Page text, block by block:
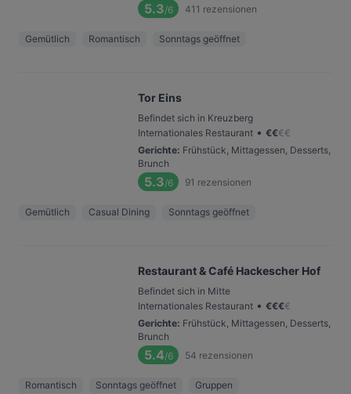
5.3/6 411 rezensionen
Gemütlich Romantisch Sonntags geöffnet
Tor Eins
Befindet sich in Kreuzberg
Internationales Restaurant • €€€€
Gerichte: Frühstück, Mittagessen, Desserts,
Brunch
5.3/6 91 rezensionen
Gemütlich Casual Dining Sonntags geöffnet
Restaurant & Café Hackescher Hof
Befindet sich in Mitte
Internationales Restaurant • €€€€
Gerichte: Frühstück, Mittagessen, Desserts,
Brunch
5.4/6 54 rezensionen
Romantisch Sonntags geöffnet Gruppen